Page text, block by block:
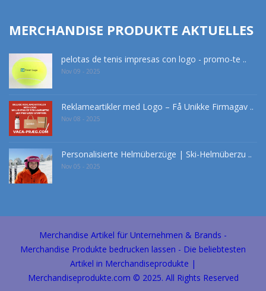
MERCHANDISE PRODUKTE AKTUELLES
pelotas de tenis impresas con logo - promo-te ..
Nov 09 - 2025
Reklameartikler med Logo – Få Unikke Firmagav ..
Nov 08 - 2025
Personalisierte Helmüberzüge | Ski-Helmüberzu ..
Nov 05 - 2025
Merchandise Artikel für Unternehmen & Brands -
Merchandise Produkte bedrucken lassen - Die beliebtesten
Artikel in Merchandiseprodukte |
Merchandiseprodukte.com © 2025. All Rights Reserved